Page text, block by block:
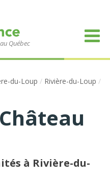
Québec
du-Loup / Rivière-du-Loup /
à Rivière-du-